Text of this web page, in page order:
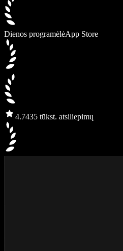
Dienos programėlėApp Store
4.7435 tūkst. atsiliepimų